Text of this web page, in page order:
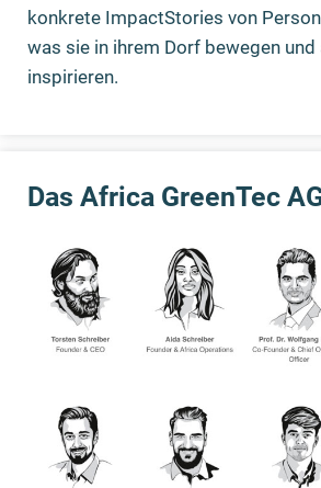
konkrete ImpactStories von
was sie in ihrem Dorf bewegen und
inspirieren.
Das Africa GreenTec